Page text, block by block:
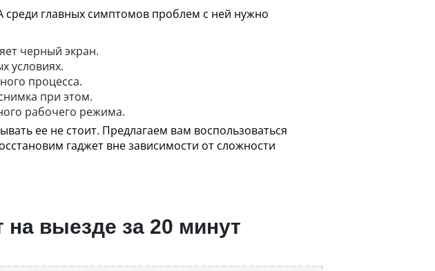
главных симптомов проблем с ней нужно
черный экран.
условиях.
процесса.
при этом.
рабочего режима.
ее не стоит. Предлагаем вам воспользоваться
гаджет вне зависимости от сложности
на выезде за 20 минут